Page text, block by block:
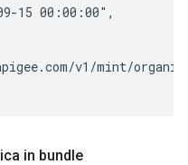
15 00:00:00",
v1/mint/
in bundle